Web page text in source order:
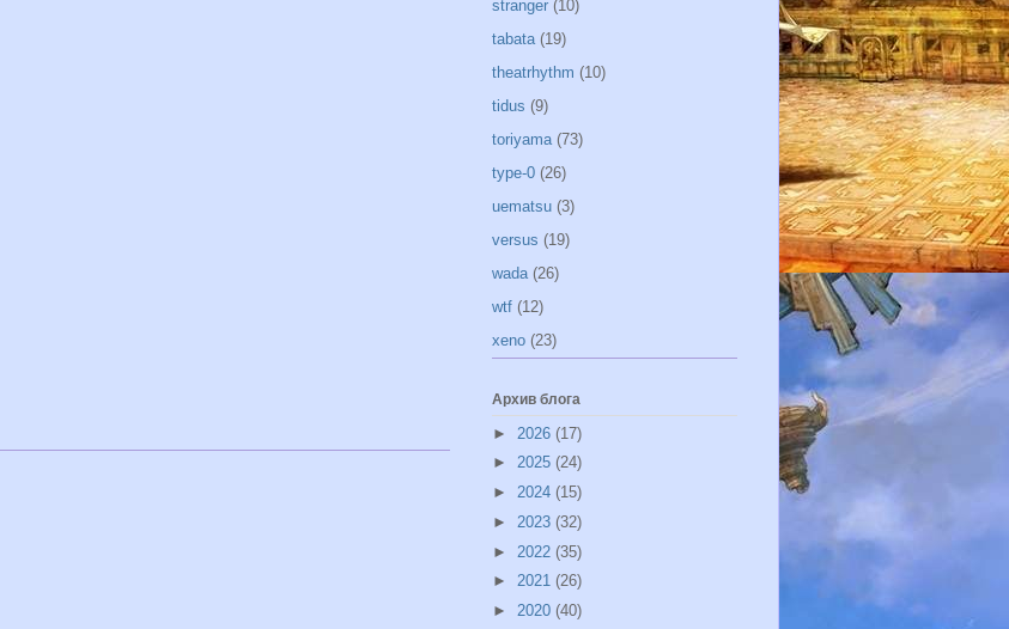
stranger (10)
tabata (19)
theatrhythm (10)
tidus (9)
toriyama (73)
type-0 (26)
uematsu (3)
versus (19)
wada (26)
wtf (12)
xeno (23)
Архив блога
► 2026 (17)
► 2025 (24)
► 2024 (15)
► 2023 (32)
► 2022 (35)
► 2021 (26)
► 2020 (40)